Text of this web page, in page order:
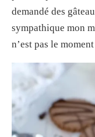
demandé des
sympathique mon
n’est pas le